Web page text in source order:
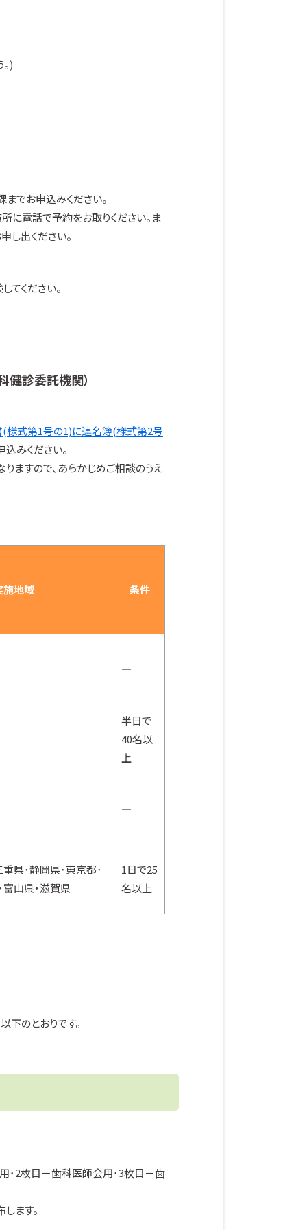
)
までお申込みください。
に電話で予約をお取りください。ま
し出ください。
てください。
診委託機関）
(様式第1号の1)に連名簿(様式第2号
みください。
ますので、あらかじめご相談のうえ
施地域 条件
―
半日で
40名以
上
―
県･静岡県･東京都･
山県・滋賀県
1日で25
名以上
下のとおりです。
･2枚目－歯科医師会用･3枚目－歯
ます。